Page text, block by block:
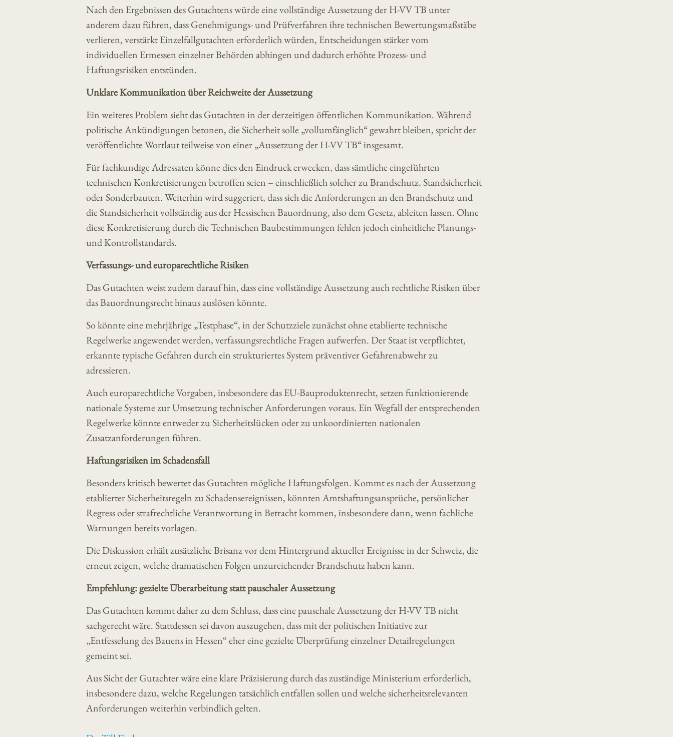
Nach den Ergebnissen des Gutachtens würde eine vollständige Aussetzung der H-VV TB unter
anderem dazu führen, dass Genehmigungs- und Prüfverfahren ihre technischen Bewertungsmaßstäbe
verlieren, verstärkt Einzelfallgutachten erforderlich würden, Entscheidungen stärker vom
individuellen Ermessen einzelner Behörden abhingen und dadurch erhöhte Prozess- und
Haftungsrisiken entstünden.
Unklare Kommunikation über Reichweite der Aussetzung
Ein weiteres Problem sieht das Gutachten in der derzeitigen öffentlichen Kommunikation. Während
politische Ankündigungen betonen, die Sicherheit solle „vollumfänglich“ gewahrt bleiben, spricht der
veröffentlichte Wortlaut teilweise von einer „Aussetzung der H-VV TB“ insgesamt.
Für fachkundige Adressaten könne dies den Eindruck erwecken, dass sämtliche eingeführten
technischen Konkretisierungen betroffen seien – einschließlich solcher zu Brandschutz, Standsicherheit
oder Sonderbauten. Weiterhin wird suggeriert, dass sich die Anforderungen an den Brandschutz und
die Standsicherheit vollständig aus der Hessischen Bauordnung, also dem Gesetz, ableiten lassen. Ohne
diese Konkretisierung durch die Technischen Baubestimmungen fehlen jedoch einheitliche Planungs-
und Kontrollstandards.
Verfassungs- und europarechtliche Risiken
Das Gutachten weist zudem darauf hin, dass eine vollständige Aussetzung auch rechtliche Risiken über
das Bauordnungsrecht hinaus auslösen könnte.
So könnte eine mehrjährige „Testphase“, in der Schutzziele zunächst ohne etablierte technische
Regelwerke angewendet werden, verfassungsrechtliche Fragen aufwerfen. Der Staat ist verpflichtet,
erkannte typische Gefahren durch ein strukturiertes System präventiver Gefahrenabwehr zu
adressieren.
Auch europarechtliche Vorgaben, insbesondere das EU-Bauproduktenrecht, setzen funktionierende
nationale Systeme zur Umsetzung technischer Anforderungen voraus. Ein Wegfall der entsprechenden
Regelwerke könnte entweder zu Sicherheitslücken oder zu unkoordinierten nationalen
Zusatzanforderungen führen.
Haftungsrisiken im Schadensfall
Besonders kritisch bewertet das Gutachten mögliche Haftungsfolgen. Kommt es nach der Aussetzung
etablierter Sicherheitsregeln zu Schadensereignissen, könnten Amtshaftungsansprüche, persönlicher
Regress oder strafrechtliche Verantwortung in Betracht kommen, insbesondere dann, wenn fachliche
Warnungen bereits vorlagen.
Die Diskussion erhält zusätzliche Brisanz vor dem Hintergrund aktueller Ereignisse in der Schweiz, die
erneut zeigen, welche dramatischen Folgen unzureichender Brandschutz haben kann.
Empfehlung: gezielte Überarbeitung statt pauschaler Aussetzung
Das Gutachten kommt daher zu dem Schluss, dass eine pauschale Aussetzung der H-VV TB nicht
sachgerecht wäre. Stattdessen sei davon auszugehen, dass mit der politischen Initiative zur
„Entfesselung des Bauens in Hessen“ eher eine gezielte Überprüfung einzelner Detailregelungen
gemeint sei.
Aus Sicht der Gutachter wäre eine klare Präzisierung durch das zuständige Ministerium erforderlich,
insbesondere dazu, welche Regelungen tatsächlich entfallen sollen und welche sicherheitsrelevanten
Anforderungen weiterhin verbindlich gelten.